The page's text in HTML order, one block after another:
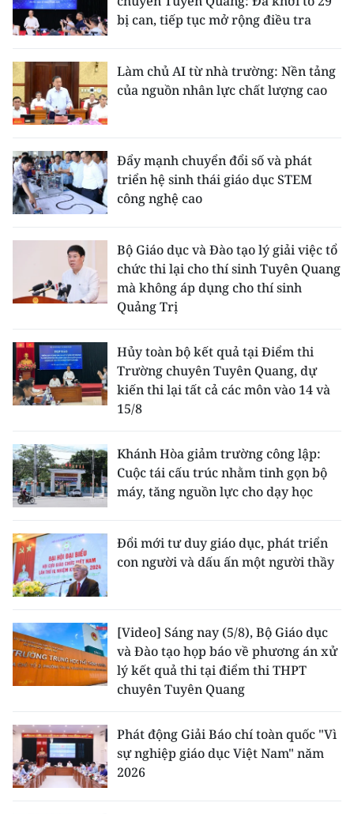
bị can, tiếp tục mở rộng điều tra
Làm chủ AI từ nhà trường: Nền tảng
của nguồn nhân lực chất lượng cao
Đẩy mạnh chuyển đổi số và phát
triển hệ sinh thái giáo dục STEM
công nghệ cao
Bộ Giáo dục và Đào tạo lý giải việc tổ
chức thi lại cho thí sinh Tuyên Quang
mà không áp dụng cho thí sinh
Quảng Trị
Hủy toàn bộ kết quả tại Điểm thi
Trường chuyên Tuyên Quang, dự
kiến thi lại tất cả các môn vào 14 và
15/8
Khánh Hòa giảm trường công lập:
Cuộc tái cấu trúc nhằm tinh gọn bộ
máy, tăng nguồn lực cho dạy học
Đổi mới tư duy giáo dục, phát triển
con người và dấu ấn một người thầy
[Video] Sáng nay (5/8), Bộ Giáo dục
và Đào tạo họp báo về phương án xử
lý kết quả thi tại điểm thi THPT
chuyên Tuyên Quang
Phát động Giải Báo chí toàn quốc "Vì
sự nghiệp giáo dục Việt Nam" năm
2026